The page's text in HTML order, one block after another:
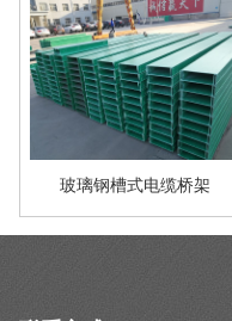
玻璃钢槽式电缆桥架